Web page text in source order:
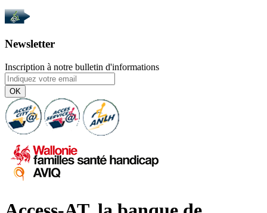
Newsletter
Inscription à notre bulletin d'informations
OK